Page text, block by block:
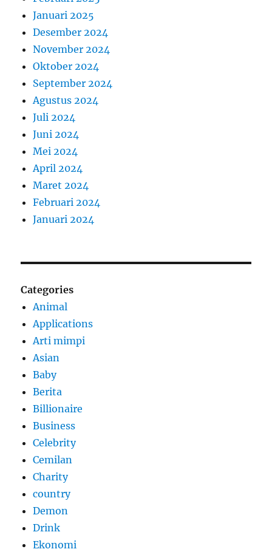
Januari 2025
Desember 2024
November 2024
Oktober 2024
September 2024
Agustus 2024
Juli 2024
Juni 2024
Mei 2024
April 2024
Maret 2024
Februari 2024
Januari 2024
Categories
Animal
Applications
Arti mimpi
Asian
Baby
Berita
Billionaire
Business
Celebrity
Cemilan
Charity
country
Demon
Drink
Ekonomi